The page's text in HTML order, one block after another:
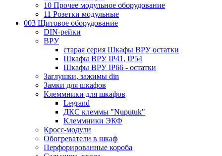
10 Прочее модульное оборудование
11 Розетки модульные
003 Щитовое оборудование
DIN-рейки
ВРУ
старая серия Шкафы ВРУ остатки
Шкафы ВРУ IP41, IP54
Шкафы ВРУ IP66 - остатки
Заглушки, зажимы din
Замки для шкафов
Клеммники для шкафов
Legrand
ДКС клеммы "Nuputuk"
Клеммники ЭКФ
Кросс-модули
Обогреватели в шкаф
Перфорированные короба